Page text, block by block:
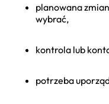
planowana
wybrać,
kontrola lub
potrzeba